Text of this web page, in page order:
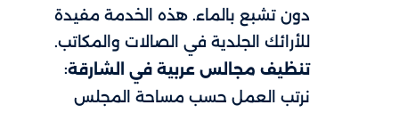
دون تشبع بالماء. هذه الخدمة مفيدة
للأرائك الجلدية في الصالات والمكاتب.
تنظيف مجالس عربية في الشارقة:
نرتب العمل حسب مساحة المجلس